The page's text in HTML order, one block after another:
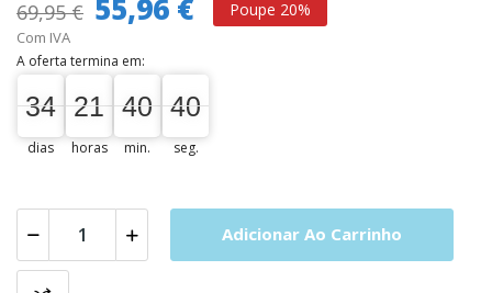
69,95 € 55,96 € Poupe 20%
Com IVA
A oferta termina em:
34
34
00
dias
21
21
00
horas
40
40
00
min.
39
39
40
seg.
Adicionar Ao Carrinho